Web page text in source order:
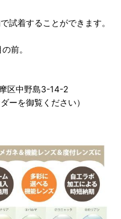
試着することができます。
前。
区中野島3-14-2
ーを御覧ください）